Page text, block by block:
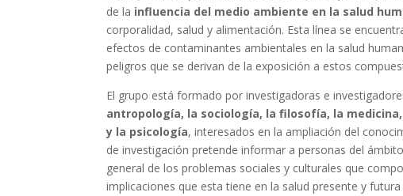
de la influencia del medio ambiente en la salud
corporalidad, salud y alimentación. Esta línea se
efectos de contaminantes ambientales en la salud
peligros que se derivan de la exposición a estos
El grupo está formado por investigadoras e
antropología, la sociología, la filosofía, la
y la psicología, interesados en la ampliación del
de investigación pretende informar a personas del
general de los problemas sociales y culturales que
implicaciones que esta tiene en la salud presente y